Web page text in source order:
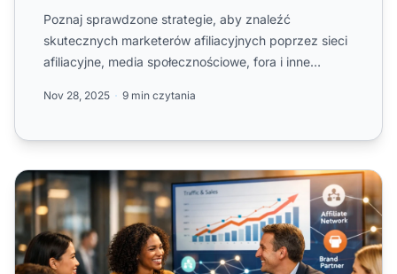
Poznaj sprawdzone strategie, aby znaleźć
skutecznych marketerów afiliacyjnych poprzez sieci
afiliacyjne, media społecznościowe, fora i inne
Nov 28, 2025 9 min czytania
Jak znaleźć reklamodawców do marketingu afiliacyjnego